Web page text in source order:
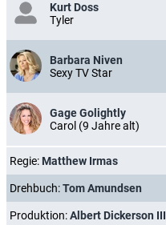
Kurt Doss
Tyler
Barbara Niven
Sexy TV Star
Gage Golightly
Carol (9 Jahre alt)
Regie: Matthew Irmas
Drehbuch:Tom Amundsen
Produktion:Albert Dickerson III